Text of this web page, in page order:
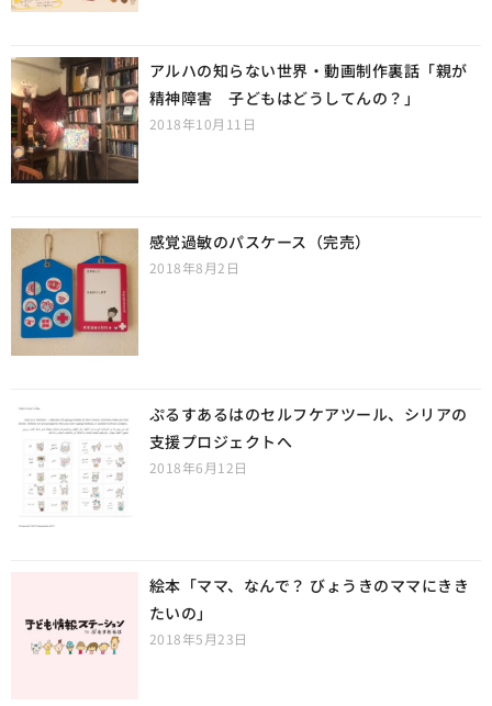
アルハの知らない世界・動画制作裏話「親が
精神障害 子どもはどうしてんの？」
2018年10月11日
感覚過敏のパスケース（完売）
2018年8月2日
ぷるすあるはのセルフケアツール、シリアの
支援プロジェクトへ
2018年6月12日
絵本「ママ、なんで？ びょうきのママにきき
たいの」
2018年5月23日